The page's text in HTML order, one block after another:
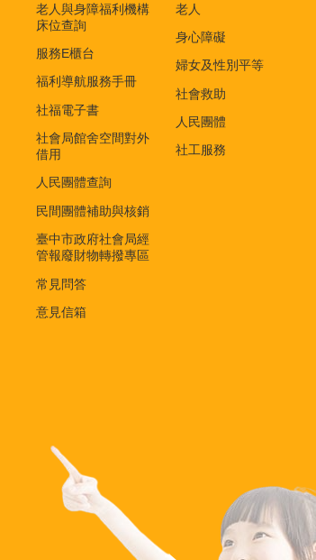
老人與身障福利機構
床位查詢
服務E櫃台
福利導航服務手冊
社福電子書
社會局館舍空間對外
借用
人民團體查詢
民間團體補助與核銷
臺中市政府社會局經
管報廢財物轉撥專區
常見問答
意見信箱
老人
身心障礙
婦女及性別平等
社會救助
人民團體
社工服務